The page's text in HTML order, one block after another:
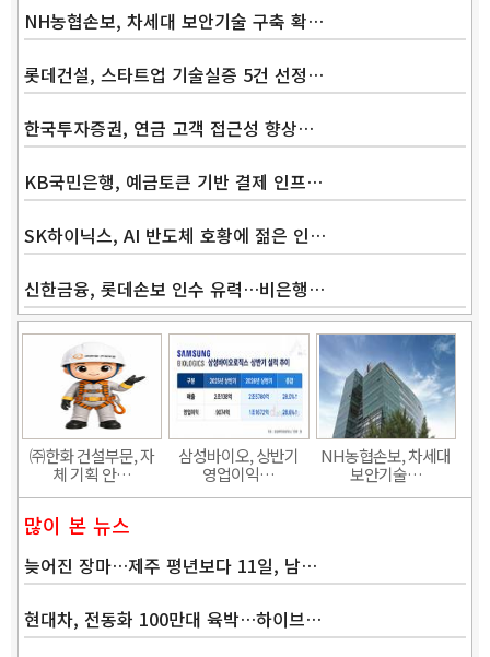
NH농협손보, 차세대 보안기술 구축 확…
롯데건설, 스타트업 기술실증 5건 선정…
한국투자증권, 연금 고객 접근성 향상…
KB국민은행, 예금토큰 기반 결제 인프…
SK하이닉스, AI 반도체 호황에 젊은 인…
신한금융, 롯데손보 인수 유력…비은행…
㈜한화 건설부문, 자
체 기획 안…
삼성바이오, 상반기
영업이익…
NH농협손보, 차세대
보안기술…
많이 본 뉴스
늦어진 장마…제주 평년보다 11일, 남…
현대차, 전동화 100만대 육박…하이브…